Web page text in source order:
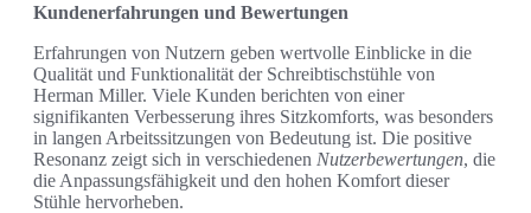
Kundenerfahrungen und Bewertungen
Erfahrungen von Nutzern geben wertvolle Einblicke in die
Qualität und Funktionalität der Schreibtischstühle von
Herman Miller. Viele Kunden berichten von einer
signifikanten Verbesserung ihres Sitzkomforts, was besonders
in langen Arbeitssitzungen von Bedeutung ist. Die positive
Resonanz zeigt sich in verschiedenen Nutzerbewertungen, die
die Anpassungsfähigkeit und den hohen Komfort dieser
Stühle hervorheben.